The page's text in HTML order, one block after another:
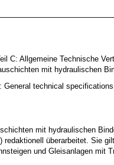
C: Allgemeine Technische
mit hydraulischen
technical
mit hydraulischen
überarbeitet. Sie
und Gleisanlagen mit